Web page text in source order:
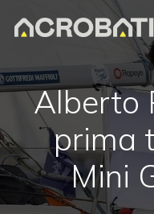
content
Alberto
prima
Mini